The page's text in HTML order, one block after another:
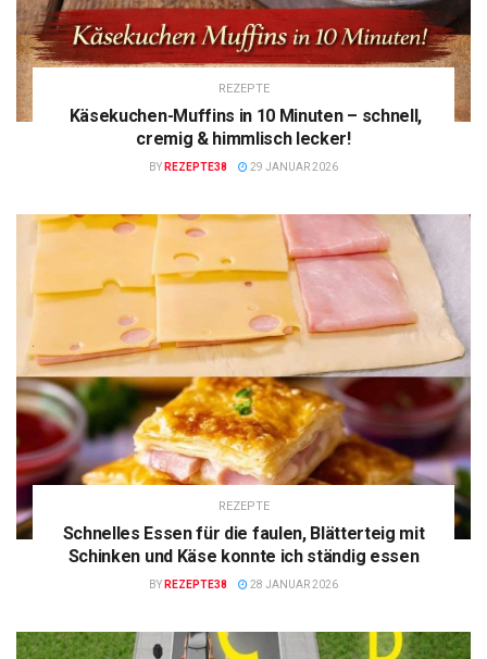
REZEPTE
Käsekuchen-Muffins in 10 Minuten – schnell,
cremig & himmlisch lecker!
BY REZEPTE38 29 JANUAR 2026
REZEPTE
Schnelles Essen für die faulen, Blätterteig mit
Schinken und Käse konnte ich ständig essen
BY REZEPTE38 28 JANUAR 2026